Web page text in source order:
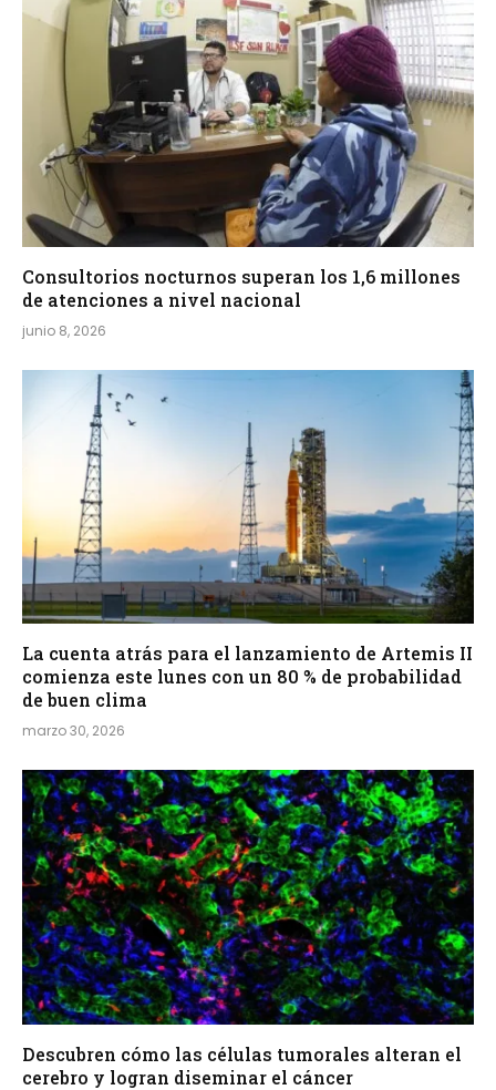
Consultorios nocturnos superan los 1,6 millones
de atenciones a nivel nacional
junio 8, 2026
La cuenta atrás para el lanzamiento de Artemis II
comienza este lunes con un 80 % de probabilidad
de buen clima
marzo 30, 2026
Descubren cómo las células tumorales alteran el
cerebro y logran diseminar el cáncer